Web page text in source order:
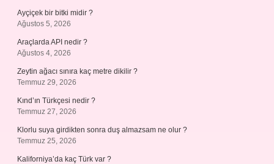
Ayçiçek bir bitki midir ?
Ağustos 5, 2026
Araçlarda API nedir ?
Ağustos 4, 2026
Zeytin ağacı sınıra kaç metre dikilir ?
Temmuz 29, 2026
Kınd’ın Türkçesi nedir ?
Temmuz 27, 2026
Klorlu suya girdikten sonra duş almazsam ne olur ?
Temmuz 25, 2026
Kaliforniya’da kaç Türk var ?